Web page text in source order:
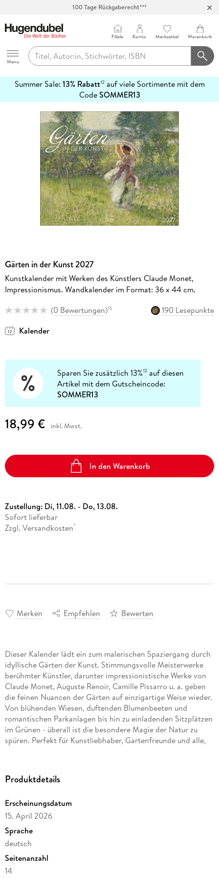
100 Tage Rückgaberecht***
Hugendubel
Menu
Filiale Konto Merkzettel Warenkorb
Summer Sale: 13% Rabatt12auf viele Sortimente mit dem
CodeSOMMER13
erfahren
Gärten in der Kunst 2027
Kunstkalender mit Werken des Künstlers Claude Monet,
Impressionismus. Wandkalender im Format: 36 x 44 cm.
(0 Bewertungen)15
190 Lesepunkte
Kalender
Sparen Sie zusätzlich 13%12 auf diesen
Artikel mit dem Gutscheincode:
SOMMER13
18,99 € inkl. Mwst.
In den Warenkorb
Zustellung: Di, 11.08. - Do, 13.08.
Sofort lieferbar
Zzgl. Versandkosten *
Merken Empfehlen Bewerten
Dieser Kalender lädt ein zum malerischen Spaziergang durch
idyllische Gärten der Kunst. Stimmungsvolle Meisterwerke
berühmter Künstler, darunter impressionistische Werke von
Claude Monet, Auguste Renoir, Camille Pissarro u. a. geben
die feinen Nuancen der Gärten auf einzigartige Weise wieder.
Von blühenden Wiesen, duftenden Blumenbeeten und
romantischen Parkanlagen bis hin zu einladenden Sitzplätzen
im Grünen - überall ist die besondere Magie der Natur zu
spüren. Perfekt für Kunstliebhaber, Gartenfreunde und alle,
Hervorragende Druckqualität bis ins Detail
Neutrales Kalendarium für alle Länder
FSC zertifiziertes Papier aus verantwortungsvollen Quellen
Korsch Wandkalender
Produktdetails
Erscheinungsdatum
15. April 2026
Sprache
deutsch
Seitenanzahl
14